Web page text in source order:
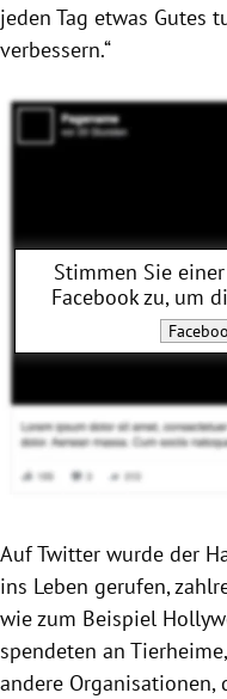
jeden Tag etwas Gutes
verbessern.“
Stimmen Sie
Facebookzu, um
Auf Twitter wurde der
ins Leben gerufen,
wie zum Beispiel
spendeten an
andere